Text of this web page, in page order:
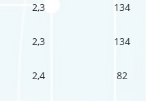
2,3 134
2,3 134
2,4 82